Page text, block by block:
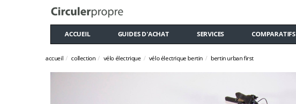
ACCUEIL GUIDES D'ACHAT SERVICES COMPARATIFS
accueil collection vélo électrique vélo électrique bertin bertin urban first